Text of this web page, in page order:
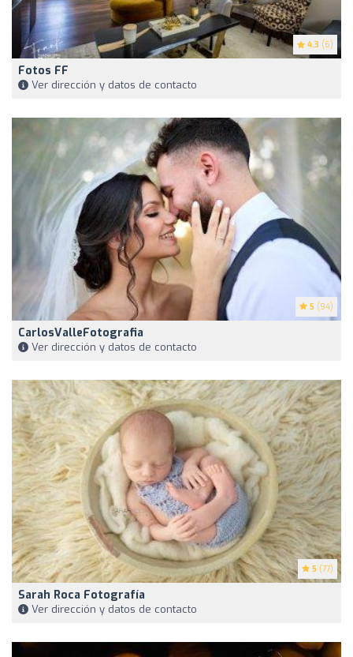
4.3 (6)
Fotos FF
Ver dirección y datos de contacto
5 (94)
CarlosValleFotografia
Ver dirección y datos de contacto
5 (77)
Sarah Roca Fotografía
Ver dirección y datos de contacto